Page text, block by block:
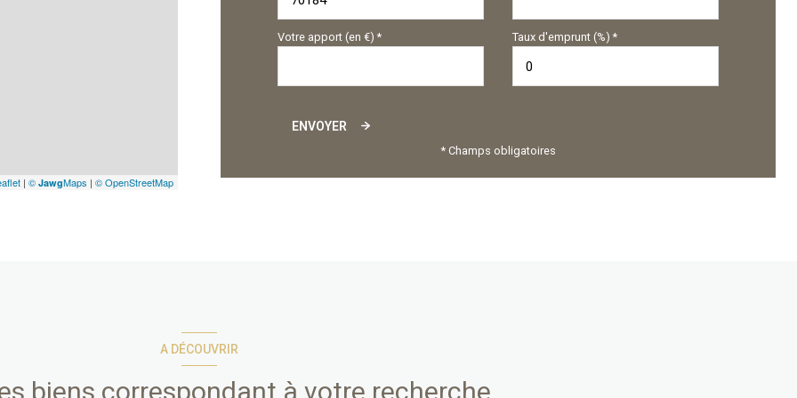
| © JawgMaps | © OpenStreetMap
Votre apport (en €) * Taux d'emprunt (%) *
ENVOYER
* Champs obligatoires
A DÉCOUVRIR
biens correspondant à votre recherche